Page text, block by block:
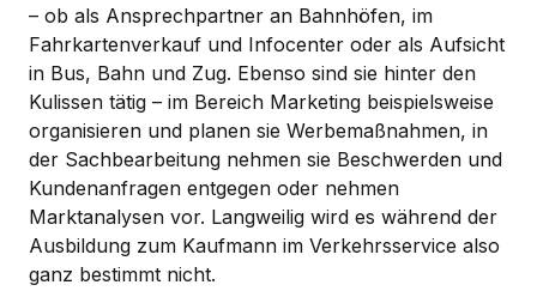
– ob als Ansprechpartner an Bahnhöfen, im
Fahrkartenverkauf und Infocenter oder als Aufsicht
in Bus, Bahn und Zug. Ebenso sind sie hinter den
Kulissen tätig – im Bereich Marketing beispielsweise
organisieren und planen sie Werbemaßnahmen, in
der Sachbearbeitung nehmen sie Beschwerden und
Kundenanfragen entgegen oder nehmen
Marktanalysen vor. Langweilig wird es während der
Ausbildung zum Kaufmann im Verkehrsservice also
ganz bestimmt nicht.